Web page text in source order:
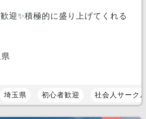
迎✨積極的に盛り上げてくれる
埼玉県 初心者歓迎 社会人サーク